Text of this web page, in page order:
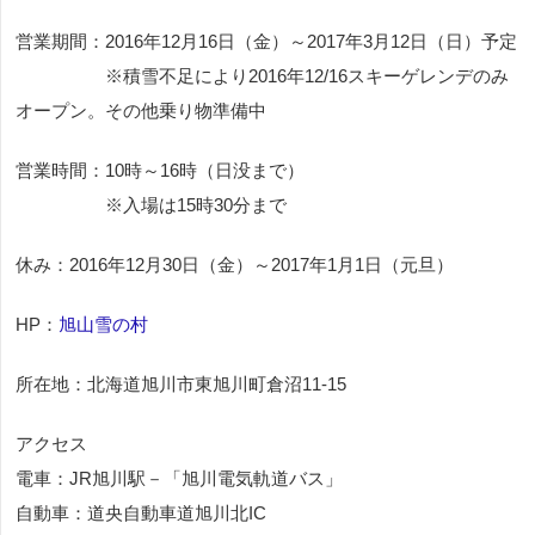
営業期間：2016年12月16日（金）～2017年3月12日（日）予定
※積雪不足により2016年12/16スキーゲレンデのみ
オープン。その他乗り物準備中
営業時間：10時～16時（日没まで）
※入場は15時30分まで
休み：2016年12月30日（金）～2017年1月1日（元旦）
HP： 旭山雪の村
所在地：北海道旭川市東旭川町倉沼11-15
アクセス
電車：JR旭川駅－「旭川電気軌道バス」
自動車：道央自動車道旭川北IC